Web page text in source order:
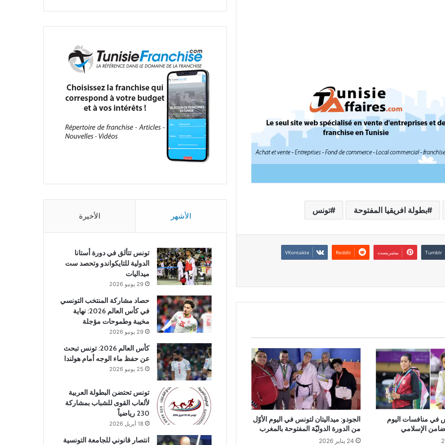
بطولة افريقيا المفتوحة تونس
بينتيريست
في منافسات اليوم
الإسلامي
الجودو: ميداليتان لتونس في اليوم الأوّل
من الدورة الدوليّة المفتوحة بالمغرب
24 يناير 2026
الأشهر الأخيرة
تونس تتألق في دورة أستانا
الدولية للتايكواندو وتحصد ست
ميداليات
29 يونيو 2026
حصاد مشاركة المنتخب التونسي
في كأس العالم 2026: نهاية
مخيبة وطموحات مؤجلة
29 يونيو 2026
كأس العالم 2026: تونس تبحث
عن حفظ ماء الوجه أمام هولندا
25 يونيو 2026
تونس تحتضن البطولة العربية
لألعاب القوى للشباب بمشاركة
230 رياضياً
18 أبريل 2026
انتصار قانوني للجامعة التونسية